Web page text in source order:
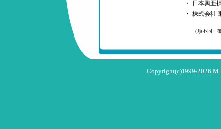
・
日本興亜
・
株式会社
（順不同・
Copyright(c)1999-2026